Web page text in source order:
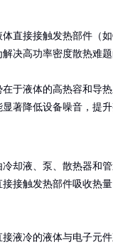
直接接触发热部件（
决高功率密度散热难题
于液体的高热容和导
著降低设备噪音，提升
冷却液、泵、散热器和
接触发热部件吸收热
液冷的液体与电子元